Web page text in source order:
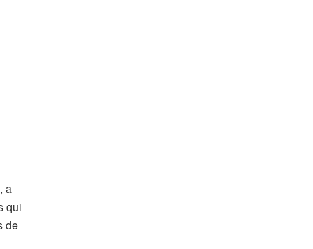
a
qui
de